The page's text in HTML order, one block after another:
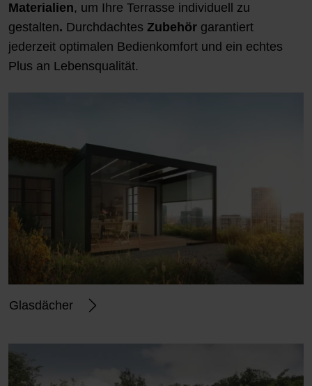
Materialien, um Ihre Terrasse individuell zu
gestalten. Durchdachtes Zubehör garantiert
jederzeit optimalen Bedienkomfort und ein echtes
Plus an Lebensqualität.
Glasdächer